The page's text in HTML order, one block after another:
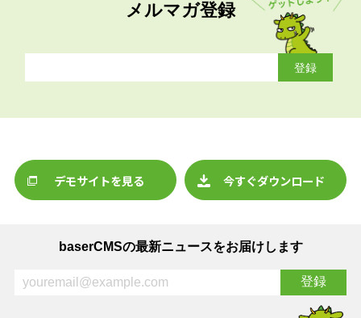
メルマガ登録
デモサイトを見る 今すぐダウンロード
baserCMSの最新ニュースをお届けします